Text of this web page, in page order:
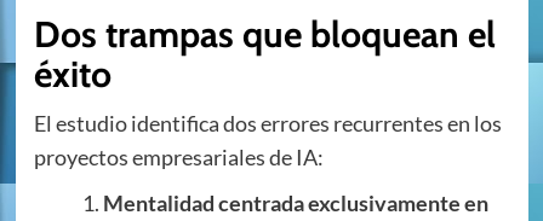
Dos trampas que bloquean el
éxito
El estudio identifica dos errores recurrentes en los
proyectos empresariales de IA:
Mentalidad centrada exclusivamente en